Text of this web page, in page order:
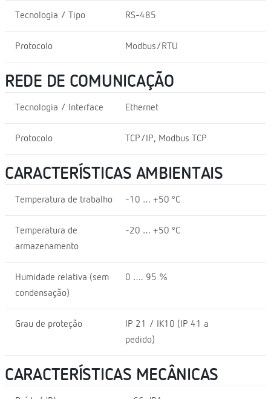
Tecnologia / Tipo RS-485
Protocolo Modbus/RTU
REDE DE COMUNICAÇÃO
Tecnologia / Interface Ethernet
Protocolo TCP/IP, Modbus TCP
CARACTERÍSTICAS AMBIENTAIS
Temperatura de trabalho -10 … +50 ºC
Temperatura de
armazenamento
-20 … +50 ºC
Humidade relativa (sem
condensação)
0 …. 95 %
Grau de proteção
IP 21 / IK10 (IP 41 a
pedido)
CARACTERÍSTICAS MECÂNICAS